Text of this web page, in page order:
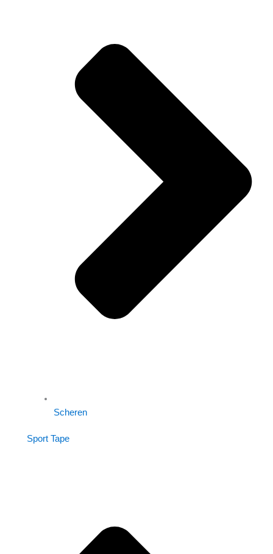
Scheren
Sport Tape